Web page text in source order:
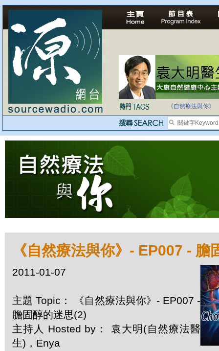
法治社會並不等同
自家教育合法化-
《自然療法與你》
《自然療法與你》- EP007 - 膽
2011-01-07
主題 Topic： 《自然療法與你》- EP007 -
膽固醇的迷思(2)
主持人 Hosted by： 袁大明(自然療法醫
生)，Enya